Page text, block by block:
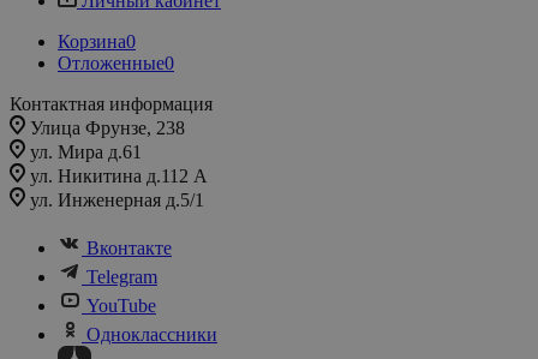
Корзина0
Отложенные0
Контактная информация
Улица Фрунзе, 238​
ул. Мира д.61
ул. Никитина д.112 А
ул. Инженерная д.5/1
Вконтакте
Telegram
YouTube
Одноклассники